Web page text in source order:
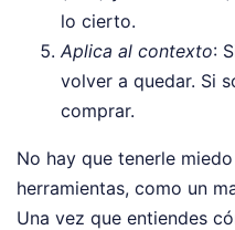
lo cierto.
Aplica al contexto:
volver a quedar. Si
comprar.
No hay que tenerle
herramientas, como un
Una vez que entiendes